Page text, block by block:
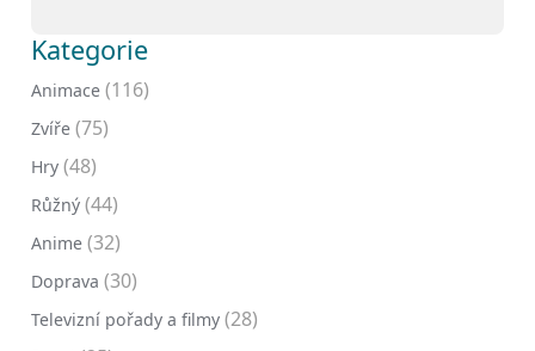
Kategorie
Animace (116)
Zvíře (75)
Hry (48)
Růžný (44)
Anime (32)
Doprava (30)
Televizní pořady a filmy (28)